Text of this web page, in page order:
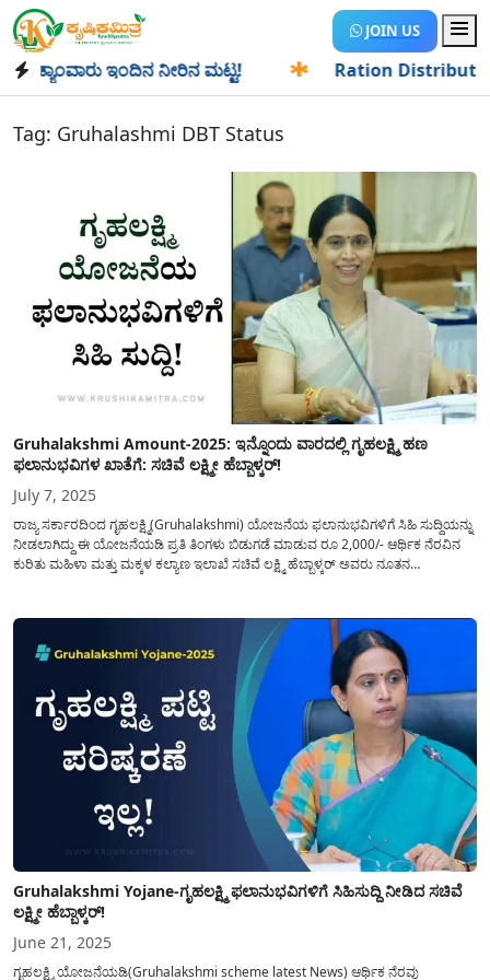
JOIN US
ಇಂದಿನ ನೀರಿನ ಮಟ್ಟ! Ration Distribution-
Tag: Gruhalashmi DBT Status
Gruhalakshmi Amount-2025: ಇನ್ನೊಂದು ವಾರದಲ್ಲಿ ಗೃಹಲಕ್ಷ್ಮಿ ಹಣ
ಫಲಾನುಭವಿಗಳ ಖಾತೆಗೆ: ಸಚಿವೆ ಲಕ್ಷ್ಮೀ ಹೆಬ್ಬಾಳ್ಕರ್!
July 7, 2025
ರಾಜ್ಯ ಸರ್ಕಾರದಿಂದ ಗೃಹಲಕ್ಷ್ಮಿ(Gruhalakshmi) ಯೋಜನೆಯ ಫಲಾನುಭವಿಗಳಿಗೆ ಸಿಹಿ ಸುದ್ದಿಯನ್ನು
ನೀಡಲಾಗಿದ್ದು ಈ ಯೋಜನೆಯಡಿ ಪ್ರತಿ ತಿಂಗಳು ಬಿಡುಗಡೆ ಮಾಡುವ ರೂ 2,000/- ಆರ್ಥಿಕ ನೆರವಿನ
ಕುರಿತು ಮಹಿಳಾ ಮತ್ತು ಮಕ್ಕಳ ಕಲ್ಯಾಣ ಇಲಾಖೆ ಸಚಿವೆ ಲಕ್ಷ್ಮಿ ಹೆಬ್ಬಾಳ್ಕರ್ ಅವರು ನೂತನ
Gruhalakshmi Yojane-ಗೃಹಲಕ್ಷ್ಮಿ ಫಲಾನುಭವಿಗಳಿಗೆ ಸಿಹಿಸುದ್ದಿ ನೀಡಿದ ಸಚಿವೆ
ಲಕ್ಷ್ಮೀ ಹೆಬ್ಬಾಳ್ಕರ್!
June 21, 2025
ಗೃಹಲಕ್ಷ್ಮಿ ಯೋಜನೆಯಡಿ(Gruhalakshmi scheme latest News) ಆರ್ಥಿಕ ನೆರವು